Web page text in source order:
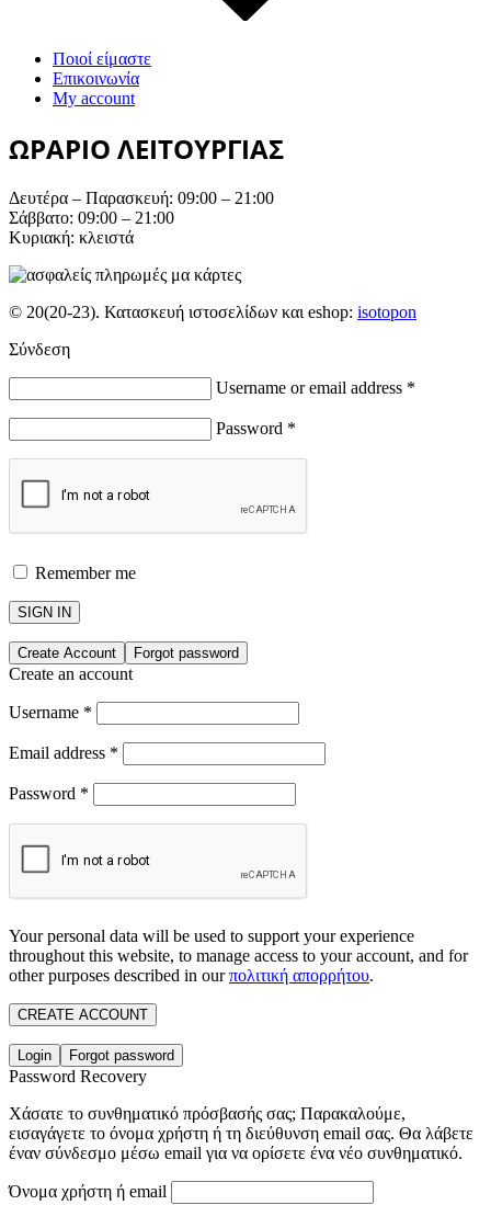
Ποιοί είμαστε
Επικοινωνία
My account
ΩΡΑΡΙΟ ΛΕΙΤΟΥΡΓΙΑΣ
Δευτέρα – Παρασκευή: 09:00 – 21:00
Σάββατο: 09:00 – 21:00
Κυριακή: κλειστά
© 20(20-23). Κατασκευή ιστοσελίδων και eshop: isotopon
Σύνδεση
Username or email address *
Password *
Remember me
SIGN IN
Create Account Forgot password
Create an account
Username *
Email address *
Password *
Your personal data will be used to support your experience
throughout this website, to manage access to your account, and for
other purposes described in ourπολιτική απορρήτου.
CREATE ACCOUNT
Login Forgot password
Password Recovery
Χάσατε το συνθηματικό πρόσβασής σας; Παρακαλούμε,
εισαγάγετε το όνομα χρήστη ή τη διεύθυνση email σας. Θα λάβετε
έναν σύνδεσμο μέσω email για να ορίσετε ένα νέο συνθηματικό.
Όνομα χρήστη ή email